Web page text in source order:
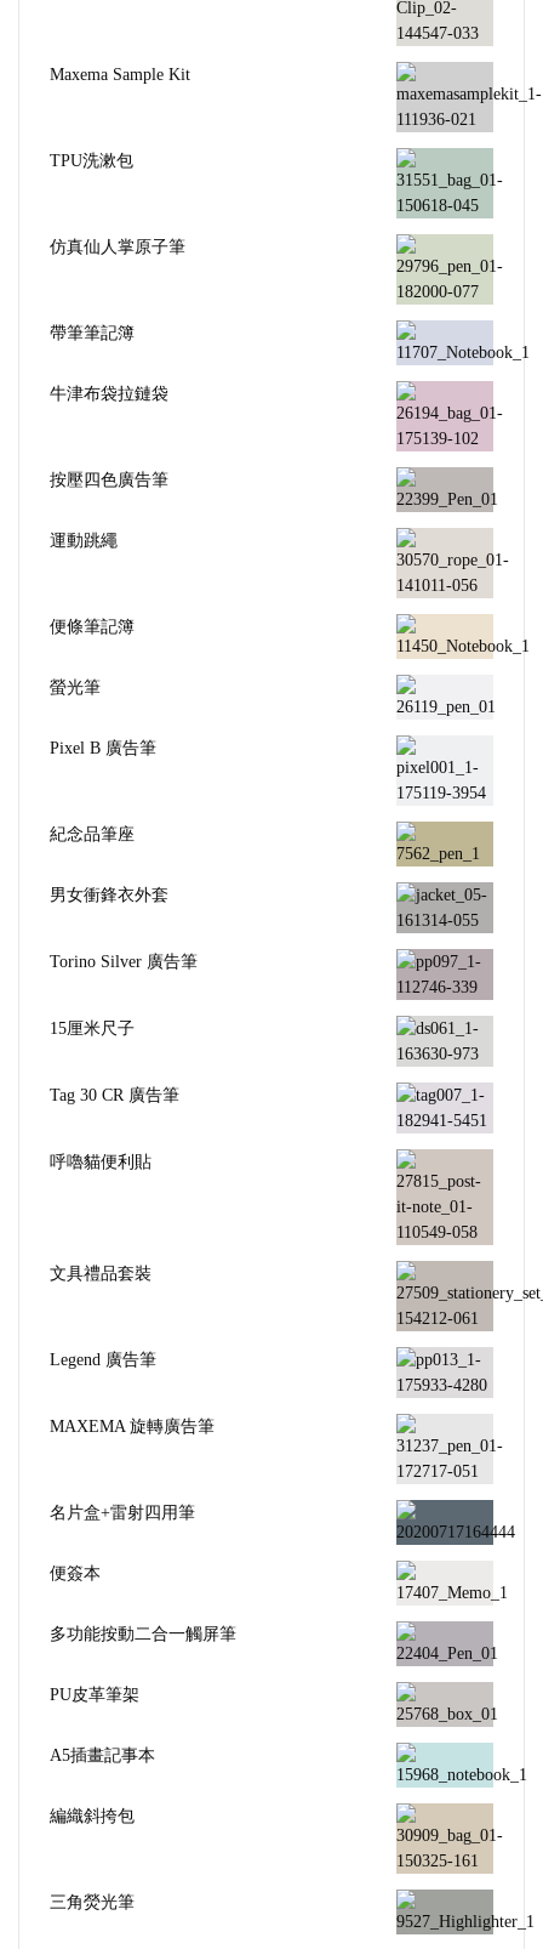
Maxema Sample Kit
TPU洗漱包
仿真仙人掌原子筆
帶筆筆記簿
牛津布袋拉鏈袋
按壓四色廣告筆
運動跳繩
便條筆記簿
螢光筆
Pixel B 廣告筆
紀念品筆座
男女衝鋒衣外套
Torino Silver 廣告筆
15厘米尺子
Tag 30 CR 廣告筆
呼嚕貓便利貼
文具禮品套裝
Legend 廣告筆
MAXEMA 旋轉廣告筆
名片盒+雷射四用筆
便簽本
多功能按動二合一觸屏筆
PU皮革筆架
A5插畫記事本
編織斜挎包
三角熒光筆